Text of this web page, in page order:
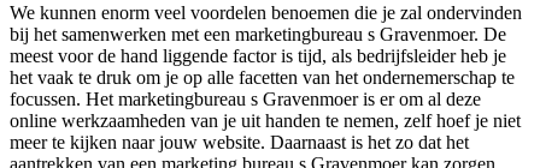
We kunnen enorm veel voordelen benoemen die je zal ondervinden
bij het samenwerken met een marketingbureau s Gravenmoer. De
meest voor de hand liggende factor is tijd, als bedrijfsleider heb je
het vaak te druk om je op alle facetten van het ondernemerschap te
focussen. Het marketingbureau s Gravenmoer is er om al deze
online werkzaamheden van je uit handen te nemen, zelf hoef je niet
meer te kijken naar jouw website. Daarnaast is het zo dat het
aantrekken van een marketing bureau s Gravenmoer kan zorgen